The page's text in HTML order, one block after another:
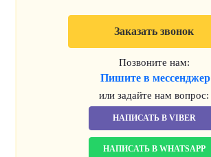
Заказать звонок
Позвоните нам:
Пишите в мессенджер
или задайте нам вопрос:
НАПИСАТЬ В VIBER
НАПИСАТЬ В WHATSAPP